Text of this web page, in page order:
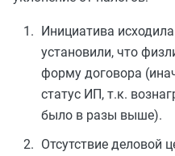
Инициатива
установили, что
форму договора
статус ИП, т.к.
было в разы выше).
Отсутствие деловой